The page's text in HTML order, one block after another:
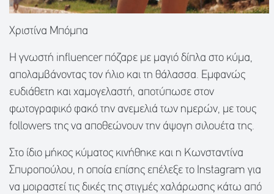
Χριστίνα Μπόμπα
Η γνωστή influencer πόζαρε με μαγιό δίπλα στο κύμα,
απολαμβάνοντας τον ήλιο και τη θάλασσα. Εμφανώς
ευδιάθετη και χαμογελαστή, αποτύπωσε στον
φωτογραφικό φακό την ανεμελιά των ημερών, με τους
followers της να αποθεώνουν την άψογη σιλουέτα της.
Στο ίδιο μήκος κύματος κινήθηκε και η Κωνσταντίνα
Σπυροπούλου, η οποία επίσης επέλεξε το Instagram για
να μοιραστεί τις δικές της στιγμές χαλάρωσης κάτω από